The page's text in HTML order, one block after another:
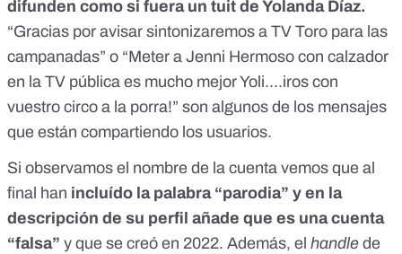
difunden como si fuera un tuit de Yolanda Díaz.
“Gracias por avisar sintonizaremos a TV Toro para las
campanadas” o “Meter a Jenni Hermoso con calzador
en la TV pública es mucho mejor Yoli....iros con
vuestro circo a la porra!” son algunos de los mensajes
que están compartiendo los usuarios.
Si observamos el nombre de la cuenta vemos que al
final han incluído la palabra “parodia” y en la
descripción de su perfil añade que es unacuenta
“falsa” y que se creó en 2022. Además, el handle de